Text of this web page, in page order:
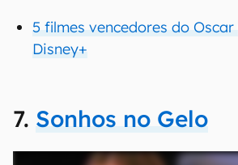
5 filmes vencedores do
Disney+
7. Sonhos no Gelo